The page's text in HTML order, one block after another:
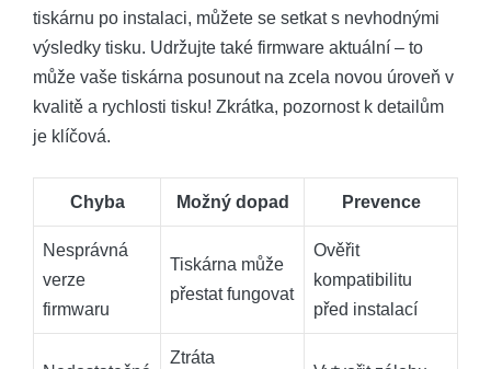
tiskárnu po instalaci, můžete se setkat s nevhodnými
výsledky tisku. Udržujte také firmware aktuální – to
může vaše tiskárna posunout na zcela novou úroveň v
kvalitě a rychlosti tisku! Zkrátka, pozornost k detailům
je klíčová.
Chyba Možný dopad Prevence
Nesprávná
verze
firmwaru
Tiskárna může
přestat fungovat
Ověřit
kompatibilitu
před instalací
Ztráta